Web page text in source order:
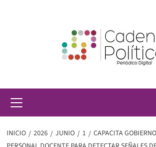
principal
INICIO 2026 JUNIO 1
CAPACITA